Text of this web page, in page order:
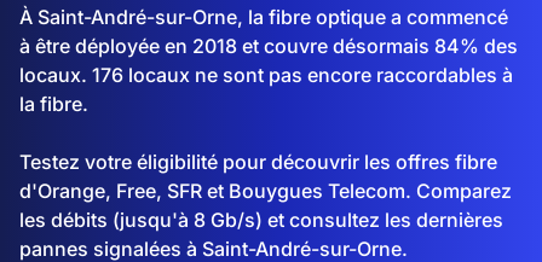
À Saint-André-sur-Orne, la fibre optique a commencé
à être déployée en 2018 et couvre désormais 84% des
locaux. 176 locaux ne sont pas encore raccordables à
la fibre.
Testez votre éligibilité pour découvrir les offres fibre
d'Orange, Free, SFR et Bouygues Telecom. Comparez
les débits (jusqu'à 8 Gb/s) et consultez les dernières
pannes signalées à Saint-André-sur-Orne.